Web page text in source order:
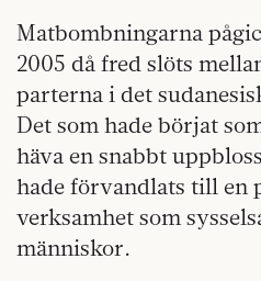
Matbombningarna
2005 då fred slöts
parterna i det
Det som hade börjat
häva en snabbt
hade förvandlats till en
verksamhet som
människor.